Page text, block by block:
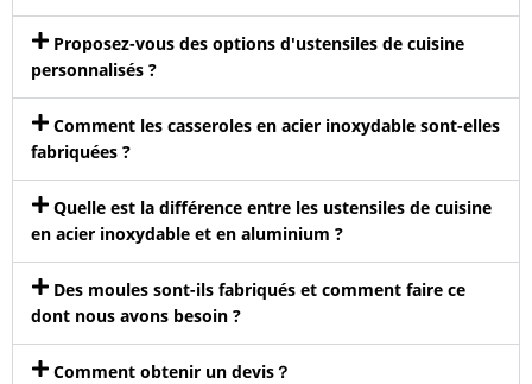
Proposez-vous des options d'ustensiles de cuisine
personnalisés ?
Comment les casseroles en acier inoxydable sont-elles
fabriquées ?
Quelle est la différence entre les ustensiles de cuisine
en acier inoxydable et en aluminium ?
Des moules sont-ils fabriqués et comment faire ce
dont nous avons besoin ?
Comment obtenir un devis？